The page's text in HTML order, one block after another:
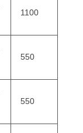
1100
550
550